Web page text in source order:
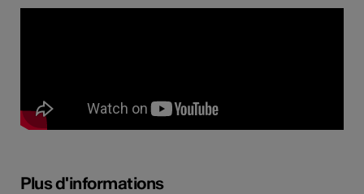
Plus d'informations